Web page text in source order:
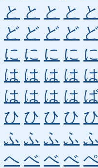
と と と と
ど ど ど ど
に に に に
は は は は
は は は は
ひ ひ ひ ひ
ふ ふ ふ ふ
へ べ べ べ